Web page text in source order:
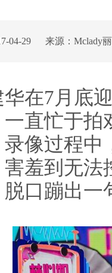
04-29 来源：Mclady
华在7月底
一直忙于
录像过程中
害羞到无法
口蹦出一